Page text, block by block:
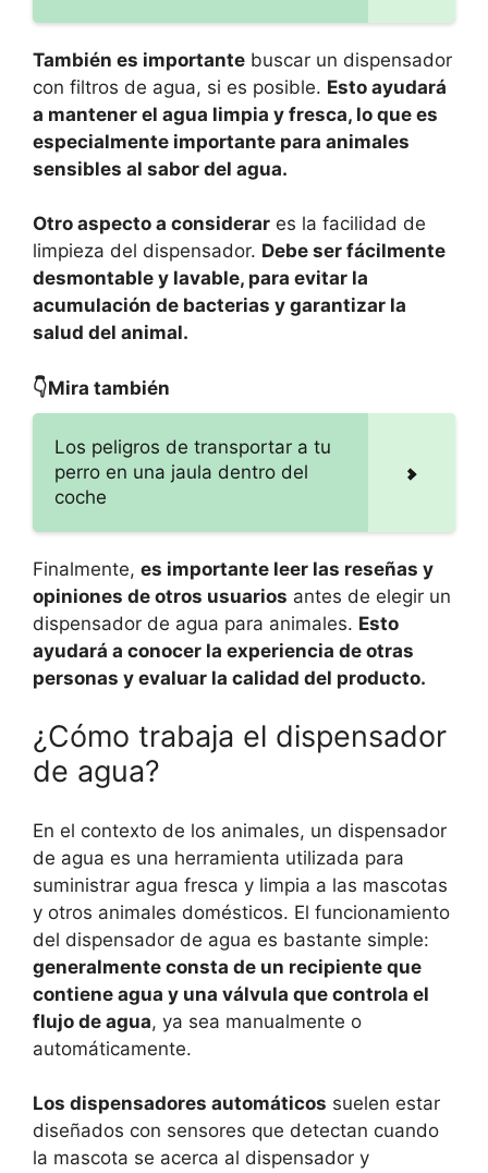
También es importante buscar un dispensador
con filtros de agua, si es posible. Esto ayudará
a mantener el agua limpia y fresca, lo que es
especialmente importante para animales
sensibles al sabor del agua.
Otro aspecto a considerar es la facilidad de
limpieza del dispensador. Debe ser fácilmente
desmontable y lavable, para evitar la
acumulación de bacterias y garantizar la
salud del animal.
👇Mira también
Los peligros de transportar a tu
perro en una jaula dentro del
coche
Finalmente, es importante leer las reseñas y
opiniones de otros usuarios antes de elegir un
dispensador de agua para animales. Esto
ayudará a conocer la experiencia de otras
personas y evaluar la calidad del producto.
¿Cómo trabaja el dispensador
de agua?
En el contexto de los animales, un dispensador
de agua es una herramienta utilizada para
suministrar agua fresca y limpia a las mascotas
y otros animales domésticos. El funcionamiento
del dispensador de agua es bastante simple:
generalmente consta de un recipiente que
contiene agua y una válvula que controla el
flujo de agua, ya sea manualmente o
automáticamente.
Los dispensadores automáticos suelen estar
diseñados con sensores que detectan cuando
la mascota se acerca al dispensador y